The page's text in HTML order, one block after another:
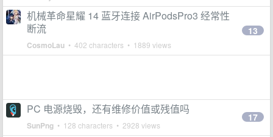
机械革命星耀 14 蓝牙连接 AirPodsPro3 经常性
断流
CosmoLau • 402 characters • 1889 views
13
PC 电源烧毁，还有维修价值或残值吗
SunPng • 128 characters • 2928 views
17